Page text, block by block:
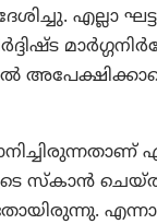
എല്ലാ
സ്കാൻ